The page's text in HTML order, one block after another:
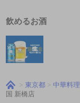
飲めるお酒
東京都 中華料理
国 新橋店